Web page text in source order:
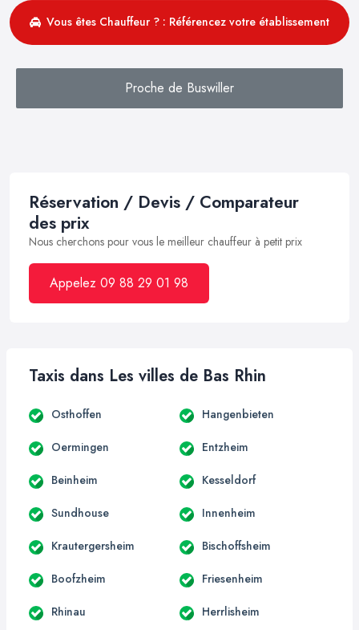
Vous êtes Chauffeur ? : Référencez votre établissement
Proche de Buswiller
Réservation / Devis / Comparateur
des prix
Nous cherchons pour vous le meilleur chauffeur à petit prix
Appelez 09 88 29 01 98
Taxis dans Les villes de Bas Rhin
Osthoffen Hangenbieten
Oermingen Entzheim
Beinheim Kesseldorf
Sundhouse Innenheim
Krautergersheim Bischoffsheim
Boofzheim Friesenheim
Rhinau Herrlisheim